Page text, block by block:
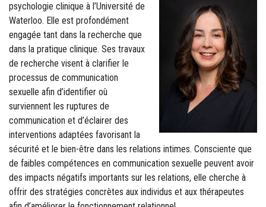
psychologie clinique à l’Université de
Waterloo. Elle est profondément
engagée tant dans la recherche que
dans la pratique clinique. Ses travaux
de recherche visent à clarifier le
processus de communication
sexuelle afin d’identifier où
surviennent les ruptures de
communication et d’éclairer des
interventions adaptées favorisant la
sécurité et le bien-être dans les relations intimes. Consciente que
de faibles compétences en communication sexuelle peuvent avoir
des impacts négatifs importants sur les relations, elle cherche à
offrir des stratégies concrètes aux individus et aux thérapeutes